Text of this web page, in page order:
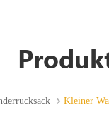
Kleiner